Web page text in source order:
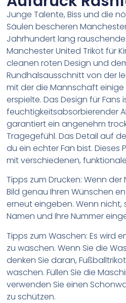
Junge Talente, Biss und die
Säulen bescheren
Jahrhundert lang
Manchester United Trikot für
cleanen roten Design und
Rundhalsausschnitt von der
mit der die Mannschaft
erspielte. Das Design für
feuchtigkeitsabsorbierender
garantiert ein angenehm
Tragegefühl. Das Detail auf
du ein echter Fan bist. Dieses
mit verschiedenen,
Tipps zum Drucken: Wenn
Bild genau Ihren Wünschen
erneut eingeben. Wenn nicht,
Namen und Ihre Nummer
Tipps zum Waschen: Es wird
zu waschen. Wenn Sie die
denken Sie daran,
waschen. Füllen Sie die
verwenden Sie einen
zu schützen.